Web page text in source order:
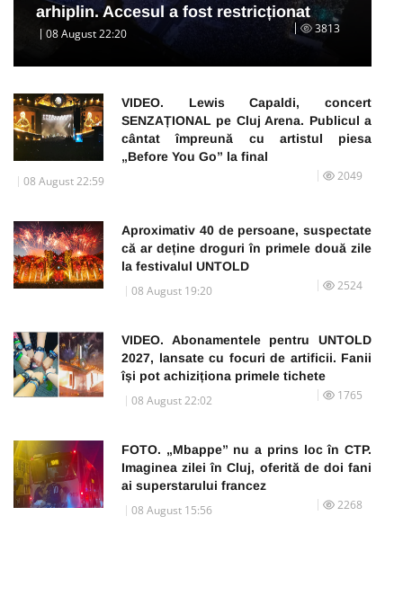
arhiplin. Accesul a fost restricționat
08 August 22:20 3813
VIDEO. Lewis Capaldi, concert
SENZAȚIONAL pe Cluj Arena. Publicul a
cântat împreună cu artistul piesa
„Before You Go” la final
08 August 22:59 2049
Aproximativ 40 de persoane, suspectate
că ar deține droguri în primele două zile
la festivalul UNTOLD
08 August 19:20 2524
VIDEO. Abonamentele pentru UNTOLD
2027, lansate cu focuri de artificii. Fanii
își pot achiziționa primele tichete
08 August 22:02 1765
FOTO. „Mbappe” nu a prins loc în CTP.
Imaginea zilei în Cluj, oferită de doi fani
ai superstarului francez
08 August 15:56 2268